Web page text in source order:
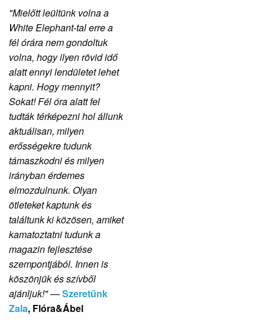
"Mielőtt leültünk volna a
White Elephant-tal erre a
fél órára nem gondoltuk
volna, hogy ilyen rövid idő
alatt ennyi lendületet lehet
kapni. Hogy mennyit?
Sokat! Fél óra alatt fel
tudták térképezni hol állunk
aktuálisan, milyen
erősségekre tudunk
támaszkodni és milyen
irányban érdemes
elmozdulnunk. Olyan
ötleteket kaptunk és
találtunk ki közösen, amiket
kamatoztatni tudunk a
magazin fejlesztése
szempontjából. Innen is
köszönjük és szívből
ajánljuk!" —Szeretünk
Zala, Flóra&Ábel